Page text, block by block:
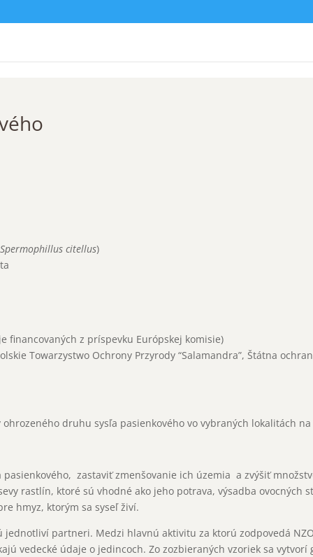
Spermophillus citellus)
financovaných z príspevku Európskej komisie)
Towarzystwo Ochrony Przyrody “Salamandra”, Štátna
druhu sysľa pasienkového vo vybraných lokalitách na
zastaviť zmenšovanie ich územia a zvýšiť
rastlín, ktoré sú vhodné ako jeho potrava, výsadba ovocných
hmyz, ktorým sa syseľ živí.
jednotliví partneri. Medzi hlavnú aktivitu za ktorú zodpovedá
vedecké údaje o jedincoch. Zo zozbieraných vzoriek sa